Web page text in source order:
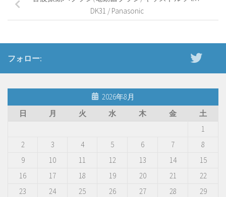
DK31 / Panasonic
フォロー:
2026年8月
日
月 火 水 木 金
土
1
2
3 4 5 6 7
8
9
10 11 12 13 14
15
16
17 18 19 20 21
22
23
24 25 26 27 28
29